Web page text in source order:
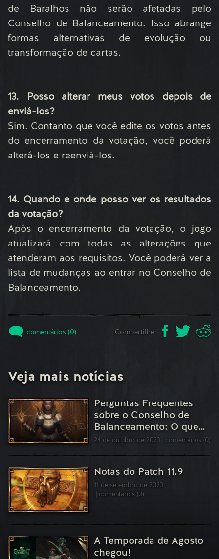
de Baralhos não serão afetadas pelo
Conselho de Balanceamento. Isso abrange
formas alternativas de evolução ou
transformação de cartas.
13. Posso alterar meus votos depois de
enviá-los?
Sim. Contanto que você edite os votos antes
do encerramento da votação, você poderá
alterá-los e reenviá-los.
14. Quando e onde posso ver os resultados
da votação?
Após o encerramento da votação, o jogo
atualizará com todas as alterações que
atenderam aos requisitos. Você poderá ver a
lista de mudanças ao entrar no Conselho de
Balanceamento.
comentários (0) Compartilhe:
Veja mais notícias
Perguntas Frequentes
sobre o Conselho de
Balanceamento: O que…
24 de outubro de 2023 comentários (0)
Notas do Patch 11.9
11 de setembro de 2023
comentários (0)
A Temporada de Agosto
chegou!